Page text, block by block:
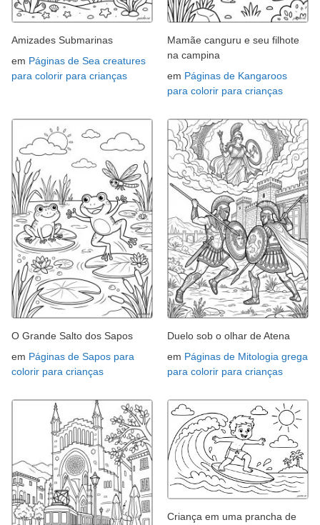
Amizades Submarinas
em Páginas de Sea creatures
para colorir para crianças
Mamãe canguru e seu filhote
na campina
em Páginas de Kangaroos
para colorir para crianças
O Grande Salto dos Sapos
em Páginas de Sapos para
colorir para crianças
Duelo sob o olhar de Atena
em Páginas de Mitologia grega
para colorir para crianças
Criança em uma prancha de